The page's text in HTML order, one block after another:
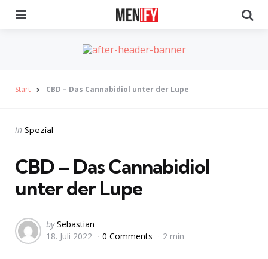
Start CBD – Das Cannabidiol unter der Lupe
Categories
Posted
in Spezial
CBD – Das Cannabidiol
unter der Lupe
Posted
by
by Sebastian
18. Juli 2022
0 Comments 2 min